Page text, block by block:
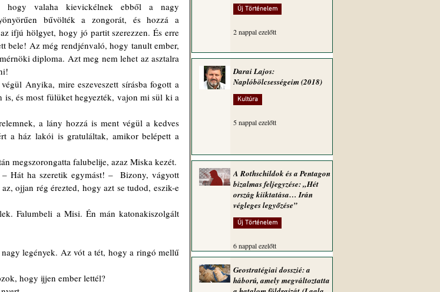
hogy valaha kievickélnek ebből a nagy
bűvölték a zongorát, és hozzá a
ifjú hölgyet, hogy jó partit szerezzen. És erre
bele! Az még rendjénvaló, hogy tanult ember,
diploma. Azt meg nem lehet az asztalra
is, és most fülüket hegyezték, vajon mi sül ki a
a ház lakói is gratuláltak, amikor belépett a
megszorongatta falubelije, azaz Miska kezét.
ojjan rég érezted, hogy azt se tudod, eszik-e
hogy ijjen ember lettél?
Új Történelem
2 nappal ezelőtt
Darai Lajos:
Naplóbölcsességeim (2018)
Kultúra
5 nappal ezelőtt
A Rothschildok és a Pentagon
bizalmas feljegyzése: „Hét
ország kiiktatása… Irán
végleges legyőzése”
Új Történelem
6 nappal ezelőtt
Geostratégiai dosszié: a
háború, amely megváltoztatta